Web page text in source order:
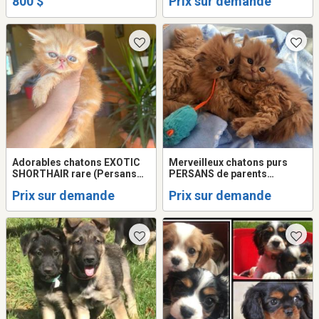
Adorables chatons EXOTIC
SHORTHAIR rare (Persans
affectueux couleurs variées !
Prix sur demande
Merveilleux chatons purs
PERSANS de parents
couleurs variées !
Prix sur demande